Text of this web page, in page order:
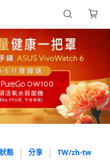
態 分享 TW/zh-tw